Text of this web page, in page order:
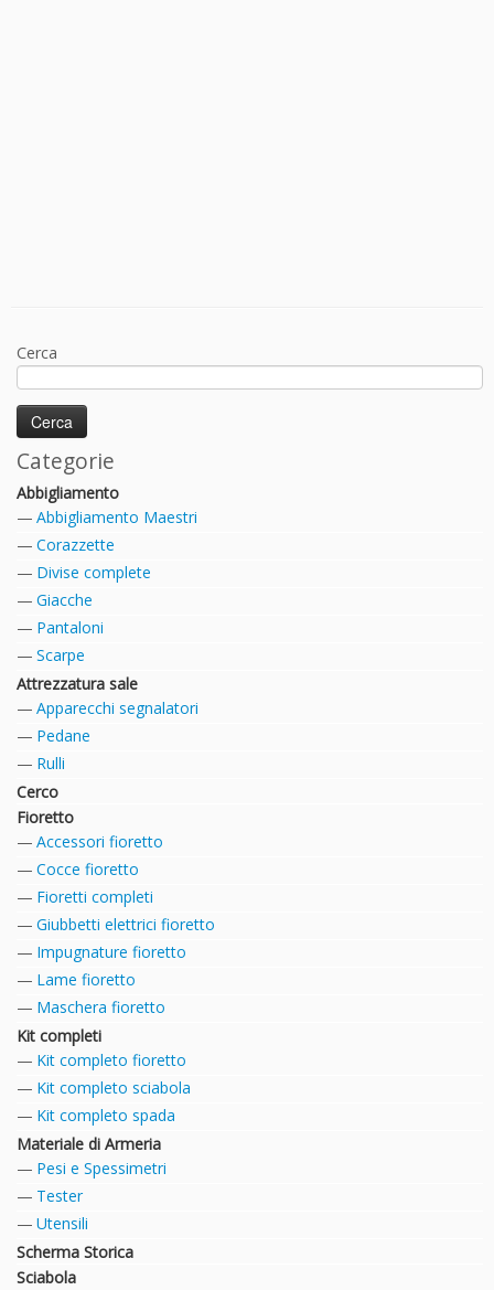
Cerca
Categorie
Abbigliamento
Abbigliamento Maestri
Corazzette
Divise complete
Giacche
Pantaloni
Scarpe
Attrezzatura sale
Apparecchi segnalatori
Pedane
Rulli
Cerco
Fioretto
Accessori fioretto
Cocce fioretto
Fioretti completi
Giubbetti elettrici fioretto
Impugnature fioretto
Lame fioretto
Maschera fioretto
Kit completi
Kit completo fioretto
Kit completo sciabola
Kit completo spada
Materiale di Armeria
Pesi e Spessimetri
Tester
Utensili
Scherma Storica
Sciabola